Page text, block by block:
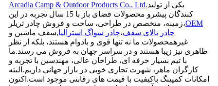
Arcadia Camp & Outdoor Products Co., Ltd.یکی از تولید
کنندگان پیشرو محصولات فضای باز با 15 سال تجربه در این
زمینه، متخصص در طراحی، ساخت و فروش چادر تریلر،OEM
چادر بالای سقف،چادر سواگ استرالیا,سقف ماشین و
غیرهمحصولات ما نه تنها قوی و بادوام هستند، بلکه از نظر
ظاهری نیز زیبا هستند و در سراسر جهان به فروش می رسند.ما
با تیم بسیار حرفه ای، طراحان عالی، مهندسین با تجربه و
کارگران ماهر، شهرت تجاری خوبی در بازار جهانی داریم.البته
امکانات کمپینگ باکیفیت با قیمت های رقابتی موجود است.اکنون